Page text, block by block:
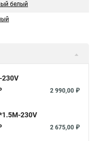
белый
230V
2 990,00 ₽
230V
2 675,00 ₽